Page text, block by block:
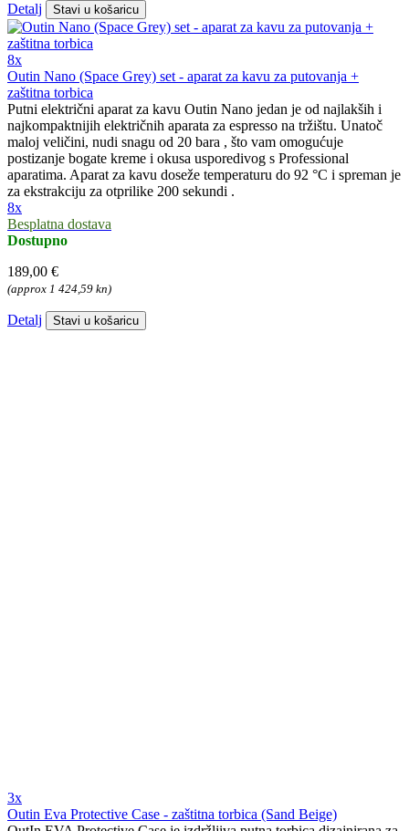
Detalj Stavi u košaricu
8x
Outin Nano (Space Grey) set - aparat za kavu za putovanja +
zaštitna torbica
Putni električni aparat za kavu Outin Nano jedan je od najlakših i
najkompaktnijih električnih aparata za espresso na tržištu. Unatoč
maloj veličini, nudi snagu od 20 bara , što vam omogućuje
postizanje bogate kreme i okusa usporedivog s Professional
aparatima. Aparat za kavu doseže temperaturu do 92 °C i spreman je
za ekstrakciju za otprilike 200 sekundi .
8x
Besplatna dostava
Dostupno
189,00 €
(approx 1 424,59 kn)
Detalj Stavi u košaricu
3x
Outin Eva Protective Case - zaštitna torbica (Sand Beige)